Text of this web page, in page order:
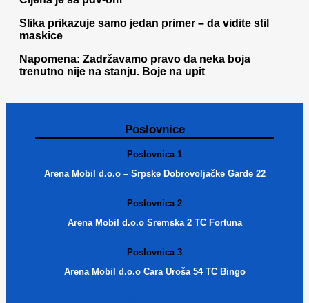
Slika prikazuje samo jedan primer – da vidite stil
maskice
Napomena: Zadržavamo pravo da neka boja
trenutno nije na stanju. Boje na upit
Poslovnice
Poslovnica 1
Arena Mobil d.o.o – Srpske Dobrovoljačke Garde 22
Poslovnica 2
Arena Mobil d.o.o Sremska 2 TC Fortuna
Poslovnica 3
Arena Mobil d.o.o Cara Uroša 54 TC Bingo